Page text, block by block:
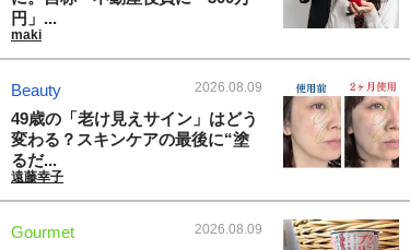
円」...
maki
Beauty 2026.08.09
49歳の「老け見えサイン」はどう
変わる？スキンケアの最後に“塗
るだ...
遠藤幸子
Gourmet 2026.08.09